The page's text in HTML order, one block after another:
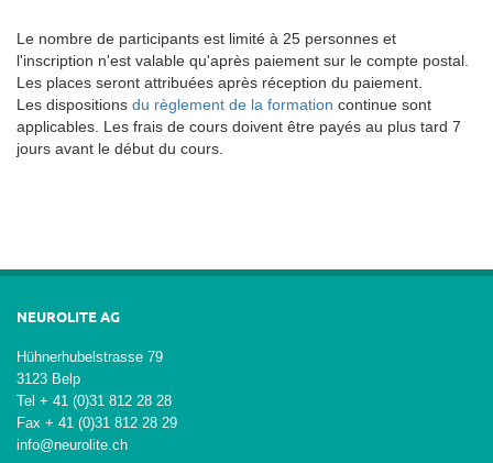
Le nombre de participants est limité à 25 personnes et
l'inscription n'est valable qu'après paiement sur le compte postal.
Les places seront attribuées après réception du paiement.
Les dispositions du règlement de la formation continue sont
applicables. Les frais de cours doivent être payés au plus tard 7
jours avant le début du cours.
NEUROLITE AG
Hühnerhubelstrasse 79
3123 Belp
Tel + 41 (0)31 812 28 28
Fax + 41 (0)31 812 28 29
info@neurolite.ch